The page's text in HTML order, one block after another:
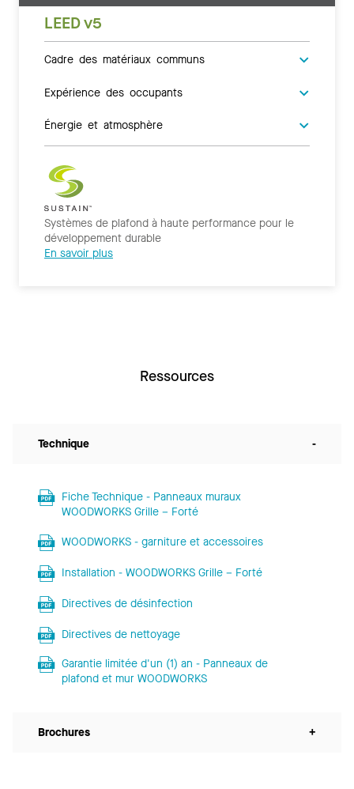
LEED v5
Cadre des matériaux communs
Expérience des occupants
Énergie et atmosphère
Systèmes de plafond à haute performance pour le
développement durable
En savoir plus
Ressources
Technique -
Fiche Technique - Panneaux muraux
WOODWORKS Grille – Forté
WOODWORKS - garniture et accessoires
Installation - WOODWORKS Grille – Forté
Directives de désinfection
Directives de nettoyage
Garantie limitée d'un (1) an - Panneaux de
plafond et mur WOODWORKS
Brochures +